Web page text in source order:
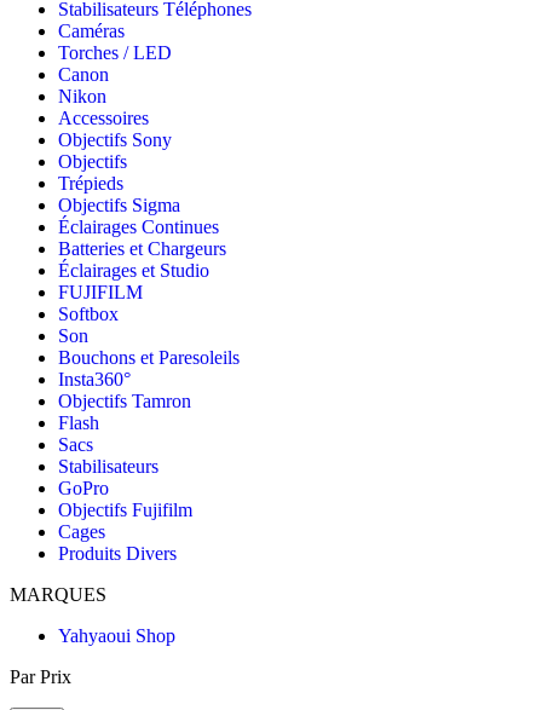
Stabilisateurs Téléphones
Caméras
Torches / LED
Canon
Nikon
Accessoires
Objectifs Sony
Objectifs
Trépieds
Objectifs Sigma
Éclairages Continues
Batteries et Chargeurs
Éclairages et Studio
FUJIFILM
Softbox
Son
Bouchons et Paresoleils
Insta360°
Objectifs Tamron
Flash
Sacs
Stabilisateurs
GoPro
Objectifs Fujifilm
Cages
Produits Divers
MARQUES
Yahyaoui Shop
Par Prix